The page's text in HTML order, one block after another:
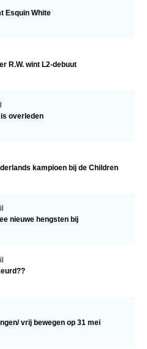
Esquin White
R.W. wint L2-debuut
overleden
kampioen bij de Children
nieuwe hengsten bij
vrij bewegen op 31 mei